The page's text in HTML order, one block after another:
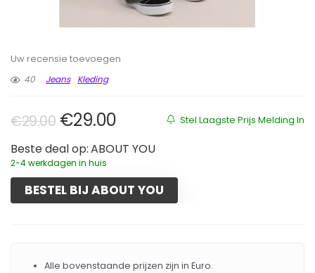
Uw recensie toevoegen
40
Jeans Kleding
Stel Laagste Prijs Melding In
€29.00 Oorspronkelijke prijs was:
€29.00Huidige prijs is: €29.00.
Beste deal op: ABOUT YOU
2-4 werkdagen in huis
BESTEL BIJ ABOUT YOU
Alle bovenstaande prijzen zijn in Euro.